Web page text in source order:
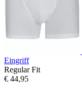
Eingriff
Regular Fit
€ 44,95